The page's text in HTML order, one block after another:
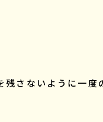
さないように一度